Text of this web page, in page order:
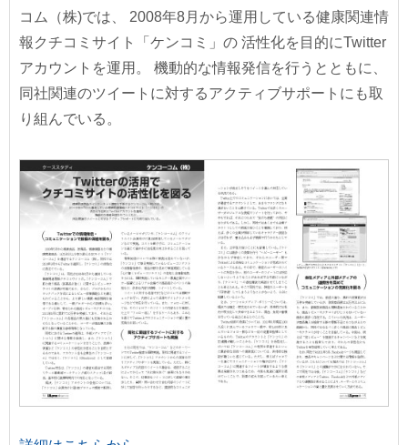
コム（株)では、 2008年8月から運用している健康関連情
報クチコミサイト「ケンコミ」の 活性化を目的にTwitter
アカウントを運用。 機動的な情報発信を行うとともに、
同社関連のツイートに対するアクティブサポートにも取
り組んでいる。